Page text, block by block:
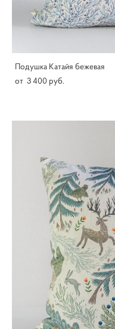
Подушка Катайя бежевая
от 3 400 pуб.